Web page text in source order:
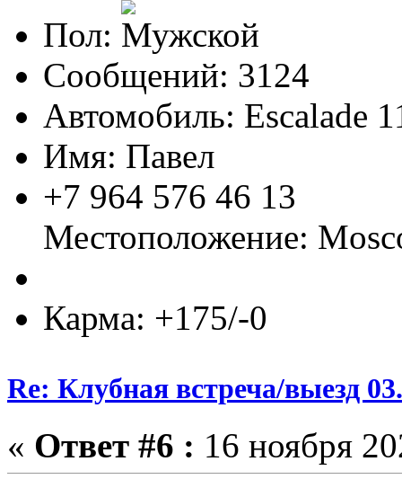
Пол:
Сообщений: 3124
Автомобиль: Escalade
Имя: Павел
+7 964 576 46 13
Местоположение:
Карма: +175/-0
Re: Клубная встреча/выезд
« Ответ #6 : 16 ноября